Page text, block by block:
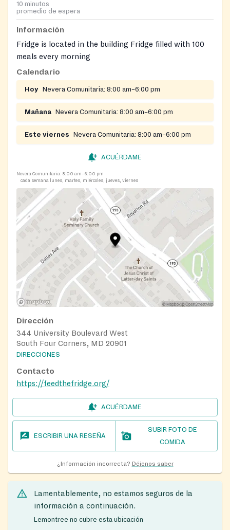
10 minutos
promedio de espera
Información
Fridge is located in the building Fridge filled with 100
meals every morning
Calendario
Hoy Nevera Comunitaria: 8:00 am–6:00 pm
Mañana Nevera Comunitaria: 8:00 am–6:00 pm
Este viernes Nevera Comunitaria: 8:00 am–6:00 pm
ACUÉRDAME
Nevera Comunitaria: 8:00 am–6:00 pm
cada semana lunes, martes, miércoles, jueves, viernes
Dirección
344 University Boulevard West
South Four Corners, MD 20901
DIRECCIONES
Contacto
https://feedthefridge.org/
ACUÉRDAME
ESCRIBIR UNA RESEÑA
SUBIR FOTO DE
COMIDA
¿Información incorrecta? Déjenos saber
Lamentablemente, no estamos seguros de la
información a continuación.
Lemontree no cubre esta ubicación